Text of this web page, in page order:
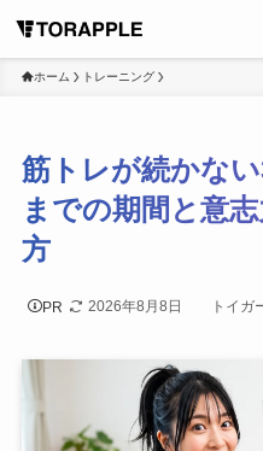
ホーム トレーニング
筋トレが続かな
までの期間と意
方
PR 2026年8月8日 トイガ